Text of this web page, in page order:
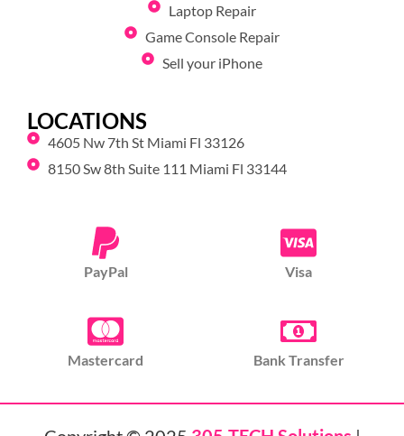
Laptop Repair
Game Console Repair
Sell your iPhone
LOCATIONS
4605 Nw 7th St Miami Fl 33126
8150 Sw 8th Suite 111 Miami Fl 33144
PayPal Visa
Mastercard Bank Transfer